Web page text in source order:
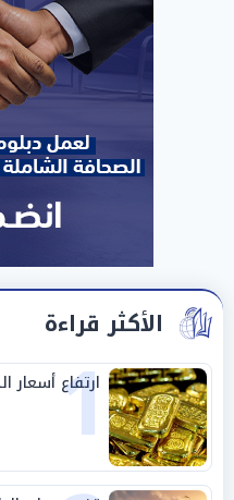
الأكثر قراءة
1
ارتفاع